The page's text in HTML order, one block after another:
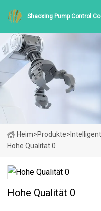
Shaoxing Pump Control
Heim>Produkte>
Hohe Qualität 0
Hohe Qualität 0